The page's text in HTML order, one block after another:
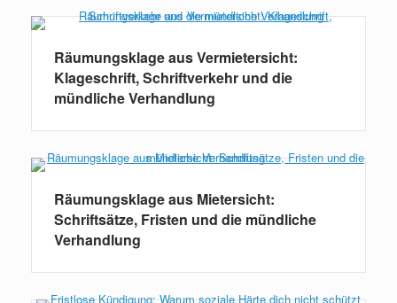
Räumungsklage aus Vermietersicht:
Klageschrift, Schriftverkehr und die
mündliche Verhandlung
Räumungsklage aus Mietersicht:
Schriftsätze, Fristen und die mündliche
Verhandlung